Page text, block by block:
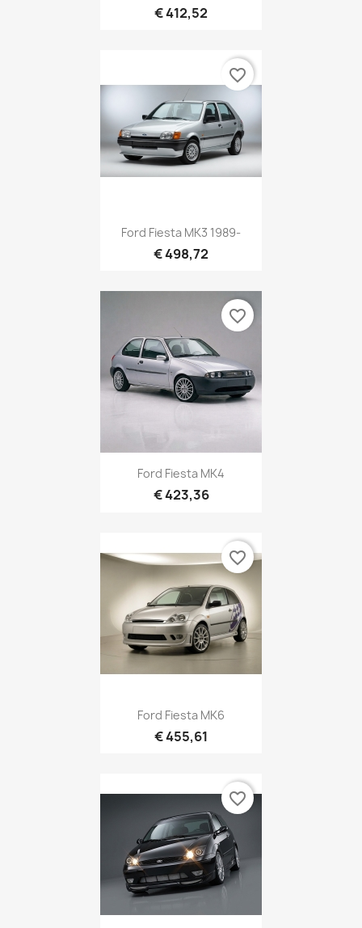
€ 412,52
Ford Fiesta MK3 1989-
€ 498,72
favorite_border
Ford Fiesta MK4
€ 423,36
favorite_border
Ford Fiesta MK6
€ 455,61
favorite_border
favorite_border